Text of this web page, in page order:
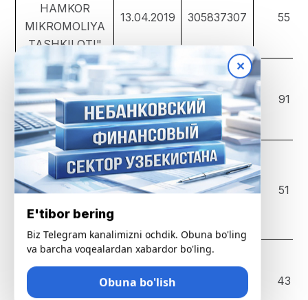
HAMKOR
MIKROMOLIYA
TASHKILOTI"
13.04.2019 305837307 55
ООО "AFINA
FINANCE
LOMBARD"
22.06.2019 304893968 91
ООО "BUXORO
DARVOZASI
INVEST
MIKROMOLIYA
18.08.2018 304904453 51
ООО "KELAJAK
MIKROMOLIYA
27.02.2016 43
✕
E'tibor bering
Biz Telegram kanalimizni ochdik. Obuna bo'ling
va barcha voqealardan xabardor bo'ling.
Obuna bo'lish